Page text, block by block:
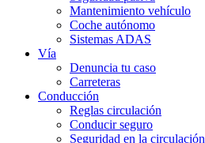
Mantenimiento vehículo
Coche autónomo
Sistemas ADAS
Vía
Denuncia tu caso
Carreteras
Conducción
Reglas circulación
Conducir seguro
Seguridad en la circulación